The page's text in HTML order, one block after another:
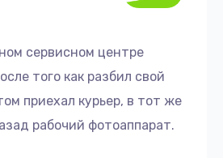
сервисном центре
того как разбил свой
приехал курьер, в тот же
рабочий фотоаппарат.